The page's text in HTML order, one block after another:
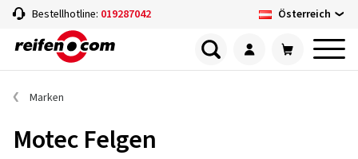
Bestellhotline: 019287042 Österreich
Marken
Motec Felgen